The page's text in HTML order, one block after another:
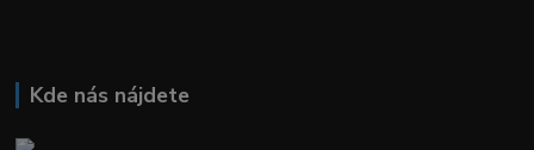
Kde nás nájdete